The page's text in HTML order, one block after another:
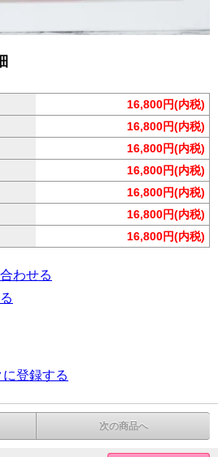
16,800円(内税)
16,800円(内税)
16,800円(内税)
16,800円(内税)
16,800円(内税)
16,800円(内税)
16,800円(内税)
わせる
登録する
次の商品へ